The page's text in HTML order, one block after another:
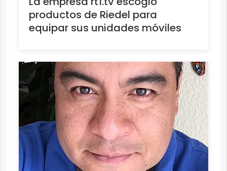
productos de Riedel para
equipar sus unidades móviles